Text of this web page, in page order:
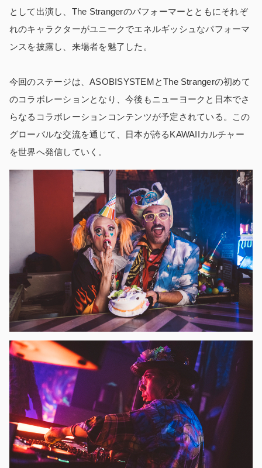
として出演し、The Strangerのパフォーマーとともにそれぞ
れのキャラクターがユニークでエネルギッシュなパフォーマ
ンスを披露し、来場者を魅了した。
今回のステージは、ASOBISYSTEMとThe Strangerの初めて
のコラボレーションとなり、今後もニューヨークと日本でさ
らなるコラボレーションコンテンツが予定されている。この
グローバルな交流を通じて、日本が誇るKAWAIIカルチャー
を世界へ発信していく。